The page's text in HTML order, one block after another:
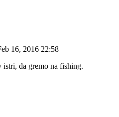
16, 2016 22:58
da gremo na fishing.